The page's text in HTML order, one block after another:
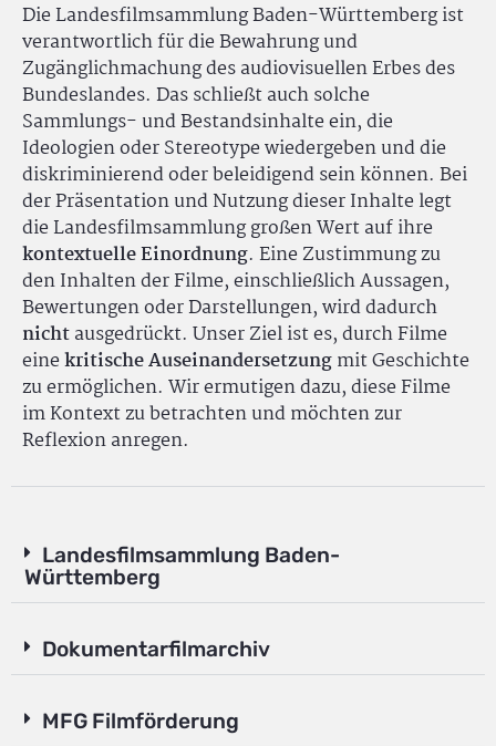
Die Landesfilmsammlung Baden-Württemberg ist
verantwortlich für die Bewahrung und
Zugänglichmachung des audiovisuellen Erbes des
Bundeslandes. Das schließt auch solche
Sammlungs- und Bestandsinhalte ein, die
Ideologien oder Stereotype wiedergeben und die
diskriminierend oder beleidigend sein können. Bei
der Präsentation und Nutzung dieser Inhalte legt
die Landesfilmsammlung großen Wert auf ihre
kontextuelle Einordnung. Eine Zustimmung zu
den Inhalten der Filme, einschließlich Aussagen,
Bewertungen oder Darstellungen, wird dadurch
nichtausgedrückt. Unser Ziel ist es, durch Filme
einekritische Auseinandersetzungmit Geschichte
zu ermöglichen. Wir ermutigen dazu, diese Filme
im Kontext zu betrachten und möchten zur
Reflexion anregen.
Landesfilmsammlung Baden-
Württemberg
Dokumentarfilmarchiv
MFG Filmförderung